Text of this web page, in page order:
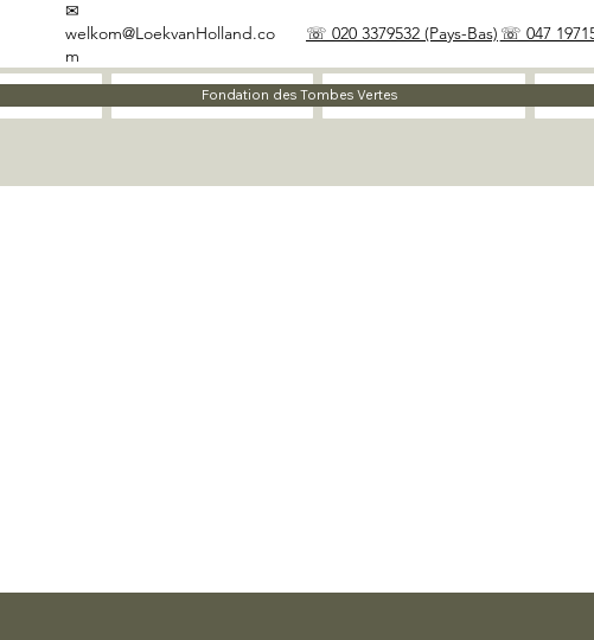
☏ 020 3379532 (Pays-Bas) ☏ 047
✉
welkom@LoekvanHolland.co
m
À propos Matériaux
Fondation des Tombes Vertes